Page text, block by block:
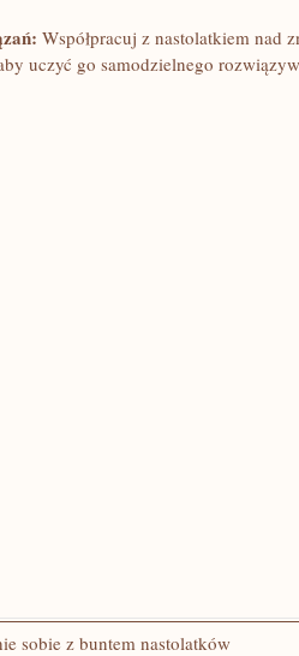
Współpracuj ⁤z nastolatkiem nad
uczyć go samodzielnego
sobie z buntem nastolatków